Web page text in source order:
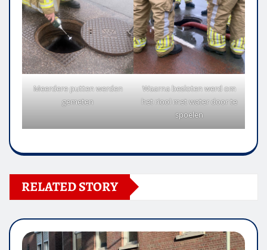
Meerdere putten werden
gemeten
Waarna besloten werd om
het riool met water door te
spoelen
RELATED STORY